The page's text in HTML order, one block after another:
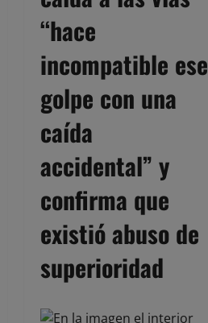
“hace
incompatible ese
golpe con una
caída
accidental” y
confirma que
existió abuso de
superioridad